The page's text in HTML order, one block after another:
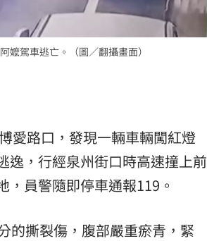
駕車逃亡。（圖／翻攝畫面）
愛路口，發現一輛車輛闖紅燈
逸，行經泉州街口時高速撞上前
員警隨即停車通報119。
的撕裂傷，腹部嚴重瘀青，緊